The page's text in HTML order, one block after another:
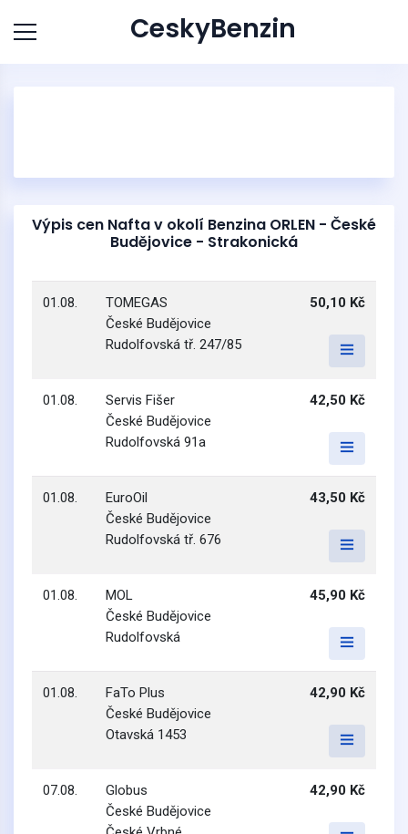
CeskyBenzin
Výpis cen Nafta v okolí Benzina ORLEN - České
Budějovice - Strakonická
01.08.
TOMEGAS
České Budějovice
Rudolfovská tř. 247/85
50,10 Kč
01.08.
Servis Fišer
České Budějovice
Rudolfovská 91a
42,50 Kč
01.08.
EuroOil
České Budějovice
Rudolfovská tř. 676
43,50 Kč
01.08.
MOL
České Budějovice
Rudolfovská
45,90 Kč
01.08.
FaTo Plus
České Budějovice
Otavská 1453
42,90 Kč
07.08.
Globus
České Budějovice
42,90 Kč